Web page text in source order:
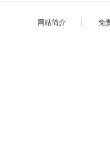
网站简介 免